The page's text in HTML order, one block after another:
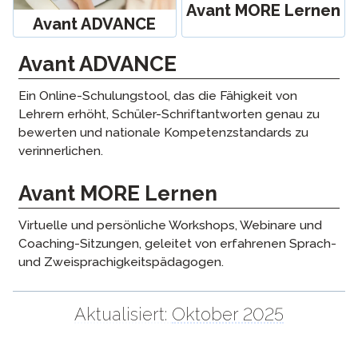
Avant ADVANCE
Avant MORE Lernen
Avant ADVANCE
Ein Online-Schulungstool, das die Fähigkeit von
Lehrern erhöht, Schüler-Schriftantworten genau zu
bewerten und nationale Kompetenzstandards zu
verinnerlichen.
Avant MORE Lernen
Virtuelle und persönliche Workshops, Webinare und
Coaching-Sitzungen, geleitet von erfahrenen Sprach-
und Zweisprachigkeitspädagogen.
Aktualisiert: Oktober 2025